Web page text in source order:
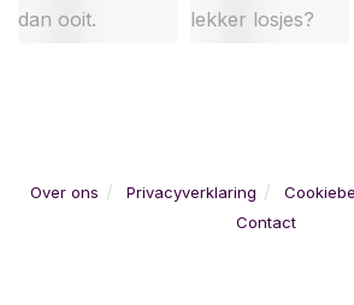
Over ons Privacyverklaring
Contact